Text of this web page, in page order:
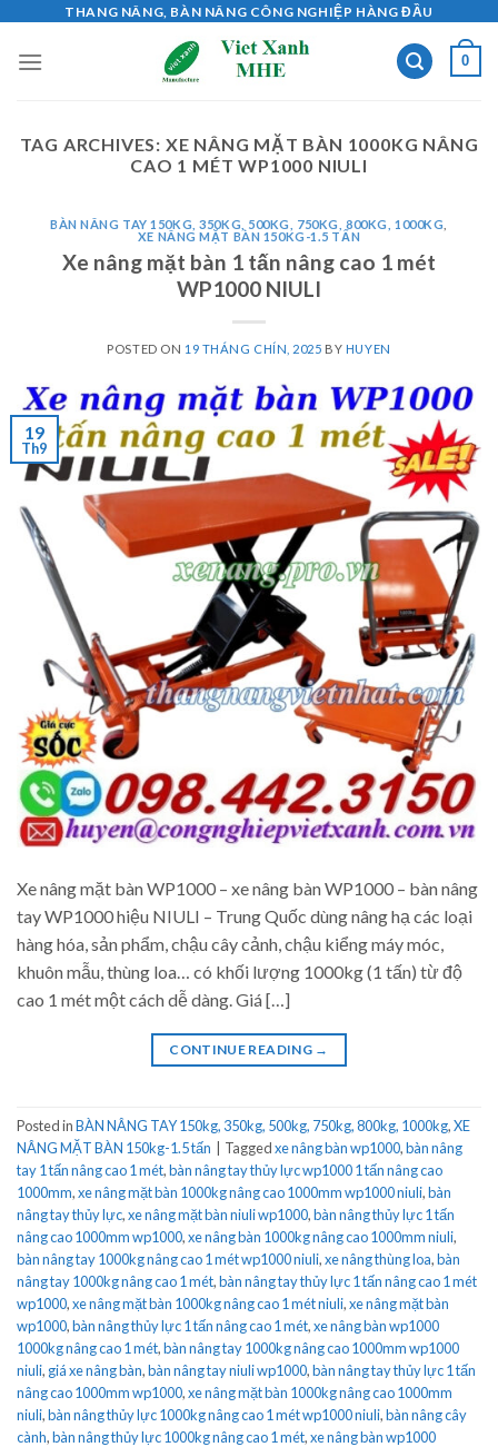
content
THANG NÂNG, BÀN NÂNG CÔNG NGHIỆP HÀNG ĐẦU
0
TAG ARCHIVES: XE NÂNG MẶT BÀN 1000KG NÂNG
CAO 1 MÉT WP1000 NIULI
BÀN NÂNG TAY 150KG, 350KG, 500KG, 750KG, 800KG, 1000KG
XE NÂNG MẶT BÀN 150KG-1.5 TẤN
Xe nâng mặt bàn 1 tấn nâng cao 1 mét
WP1000 NIULI
POSTED ON 19 THÁNG CHÍN, 2025 BY HUYEN
19
Th9
Xe nâng mặt bàn WP1000 – xe nâng bàn WP1000 – bàn nâng
tay WP1000 hiệu NIULI – Trung Quốc dùng nâng hạ các loại
hàng hóa, sản phẩm, chậu cây cảnh, chậu kiểng máy móc,
khuôn mẫu, thùng loa… có khối lượng 1000kg (1 tấn) từ độ
cao 1 mét một cách dễ dàng. Giá […]
CONTINUE READING →
Posted inBÀN NÂNG TAY 150kg, 350kg, 500kg, 750kg, 800kg, 1000kg,XE
NÂNG MẶT BÀN 150kg-1.5 tấn
Taggedxe nâng bàn wp1000,bàn nâng
tay 1 tấn nâng cao 1 mét,bàn nâng tay thủy lực wp1000 1 tấn nâng cao
1000mm,xe nâng mặt bàn 1000kg nâng cao 1000mm wp1000 niuli,bàn
nâng tay thủy lực,xe nâng mặt bàn niuli wp1000,bàn nâng thủy lực 1 tấn
nâng cao 1000mm wp1000,xe nâng bàn 1000kg nâng cao 1000mm niuli,
bàn nâng tay 1000kg nâng cao 1 mét wp1000 niuli,xe nâng thùng loa,bàn
nâng tay 1000kg nâng cao 1 mét,bàn nâng tay thủy lực 1 tấn nâng cao 1 mét
wp1000,xe nâng mặt bàn 1000kg nâng cao 1 mét niuli,xe nâng mặt bàn
wp1000,bàn nâng thủy lực 1 tấn nâng cao 1 mét,xe nâng bàn wp1000
1000kg nâng cao 1 mét,bàn nâng tay 1000kg nâng cao 1000mm wp1000
niuli, giá xe nâng bàn,bàn nâng tay niuli wp1000,bàn nâng tay thủy lực 1 tấn
nâng cao 1000mm wp1000,xe nâng mặt bàn 1000kg nâng cao 1000mm
niuli,bàn nâng thủy lực 1000kg nâng cao 1 mét wp1000 niuli,bàn nâng cây
cành,bàn nâng thủy lực 1000kg nâng cao 1 mét,xe nâng bàn wp1000